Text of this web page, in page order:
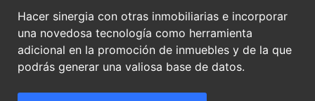
Hacer sinergia con otras inmobiliarias e incorporar
una novedosa tecnología como herramienta
adicional en la promoción de inmuebles y de la que
podrás generar una valiosa base de datos.